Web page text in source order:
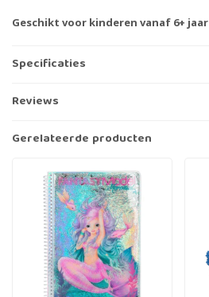
Geschikt voor kinderen vanaf 6+ jaar
Specificaties
Reviews
Gerelateerde producten